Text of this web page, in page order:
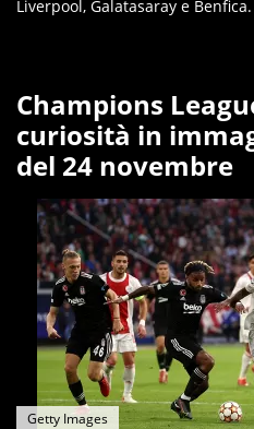
Liverpool, Galatasaray e Benfica.
Champions
curiosità in
del 24 novembre
Getty Images